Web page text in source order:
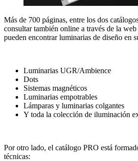
Más de 700 páginas, entre los dos
consultar también online a través de la
pueden encontrar luminarias de diseño en
Luminarias UGR/Ambience
Dots
Sistemas magnéticos
Luminarias empotrables
Lámparas y luminarias colgantes
Y toda la colección de iluminación
Por otro lado, el catálogo PRO está
técnicas: